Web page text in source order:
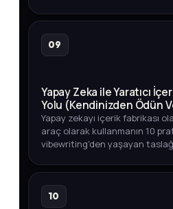
09
Yapay Zeka ile Yaratıcı
Yolu (Kendinizden Ödün
Yapay zekayı içerik fabrikası
araç olarak kullanmanın 10
vibewriting'den yaşayan
10